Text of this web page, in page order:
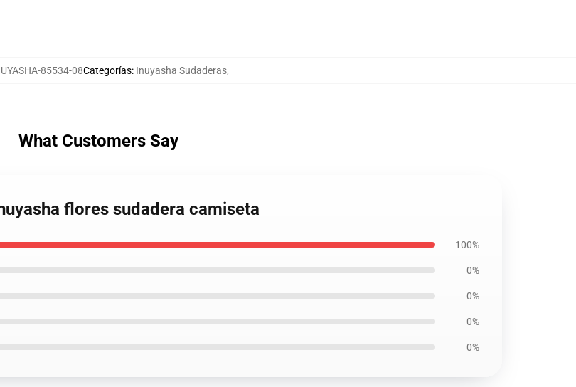
85534-08Categorías: Inuyasha Sudaderas,
What Customers Say
flores sudadera camiseta
100%
0%
0%
0%
0%